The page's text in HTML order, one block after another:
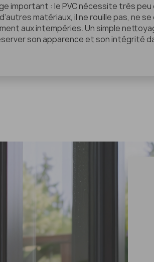
important : le PVC nécessite très peu
matériaux, il ne rouille pas, ne
aux intempéries. Un simple
son apparence et son intégrité